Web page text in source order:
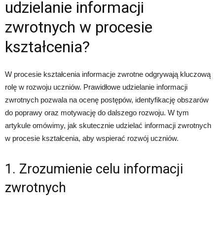
udzielanie informacji
zwrotnych w procesie
kształcenia?
W procesie kształcenia informacje zwrotne odgrywają kluczową
rolę w rozwoju uczniów. Prawidłowe udzielanie informacji
zwrotnych pozwala na ocenę postępów, identyfikację obszarów
do poprawy oraz motywację do dalszego rozwoju. W tym
artykule omówimy, jak skutecznie udzielać informacji zwrotnych
w procesie kształcenia, aby wspierać rozwój uczniów.
1. Zrozumienie celu informacji
zwrotnych